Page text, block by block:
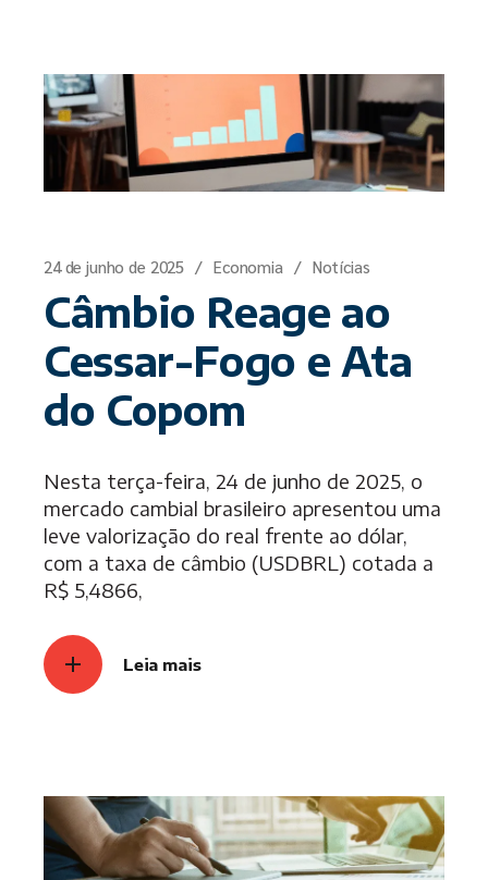
24 de junho de 2025 Economia Notícias
Câmbio Reage ao
Cessar-Fogo e Ata
do Copom
Nesta terça-feira, 24 de junho de 2025, o
mercado cambial brasileiro apresentou uma
leve valorização do real frente ao dólar,
com a taxa de câmbio (USDBRL) cotada a
R$ 5,4866,
Leia mais